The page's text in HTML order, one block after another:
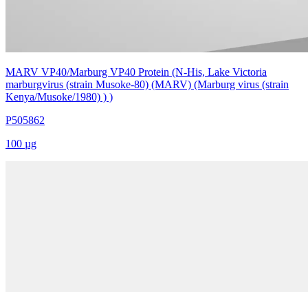
MARV VP40/Marburg VP40 Protein (N-His, Lake Victoria
marburgvirus (strain Musoke-80) (MARV) (Marburg virus (strain
Kenya/Musoke/1980) ) )
P505862
100 µg